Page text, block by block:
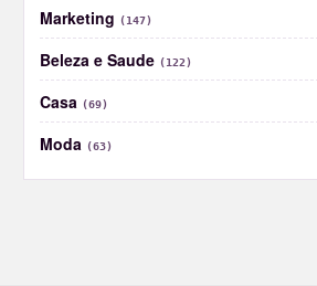
Marketing (147)
Beleza e Saude (122)
Casa (69)
Moda (63)